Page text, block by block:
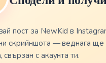
пост за NewKid в
скрийншота — веднага
свързан с акаунта ти.